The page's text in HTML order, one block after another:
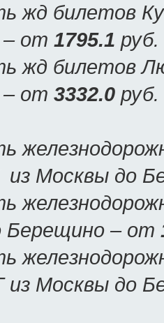
жд билетов
от 1795.1 руб.
жд билетов
от 3332.0 руб.
из Москвы до
Берещино – от
из Москвы до